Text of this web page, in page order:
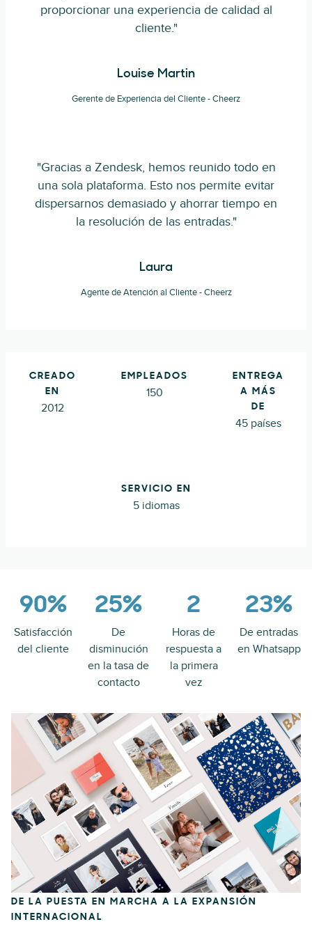
proporcionar una experiencia de calidad al
cliente."
Louise Martin
Gerente de Experiencia del Cliente - Cheerz
"Gracias a Zendesk, hemos reunido todo en
una sola plataforma. Esto nos permite evitar
dispersarnos demasiado y ahorrar tiempo en
la resolución de las entradas."
Laura
Agente de Atención al Cliente - Cheerz
CREADO
EN
2012
EMPLEADOS
150
ENTREGA
A MÁS
DE
45 países
SERVICIO EN
5 idiomas
90%
Satisfacción
del cliente
25%
De
disminución
en la tasa de
contacto
2
Horas de
respuesta a
la primera
vez
23%
De entradas
en Whatsapp
DE LA PUESTA EN MARCHA A LA EXPANSIÓN
INTERNACIONAL